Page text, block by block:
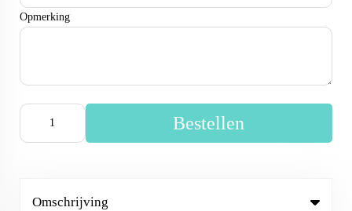
Opmerking
Bestellen
Omschrijving